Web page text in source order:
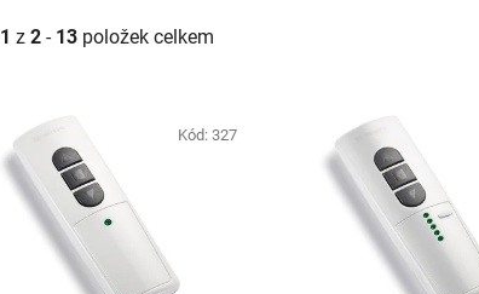
1 z 2 - 13 položek celkem
Kód: 327